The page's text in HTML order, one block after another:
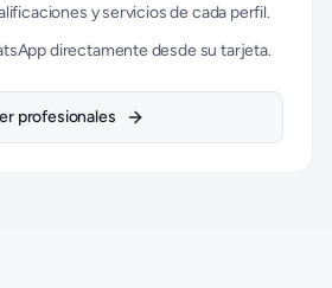
y servicios de cada perfil.
directamente desde su tarjeta.
profesionales